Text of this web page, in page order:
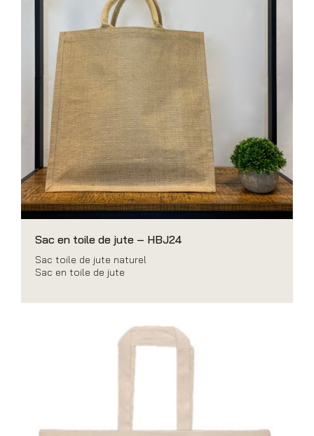
Sac en toile de jute – HBJ24
Sac toile de jute naturel
Sac en toile de jute